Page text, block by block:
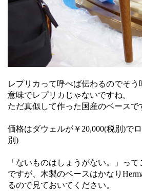
レプリカって呼べば伝わるのでそ
意味でレプリカじゃないですね。
ただ真似して作った国産のベースで
価格はダウェルが￥20,000(税別)で
別)
「ないものはしょうがない。」っ
ですが、木製のベースはかなり
るので見ておいてください。